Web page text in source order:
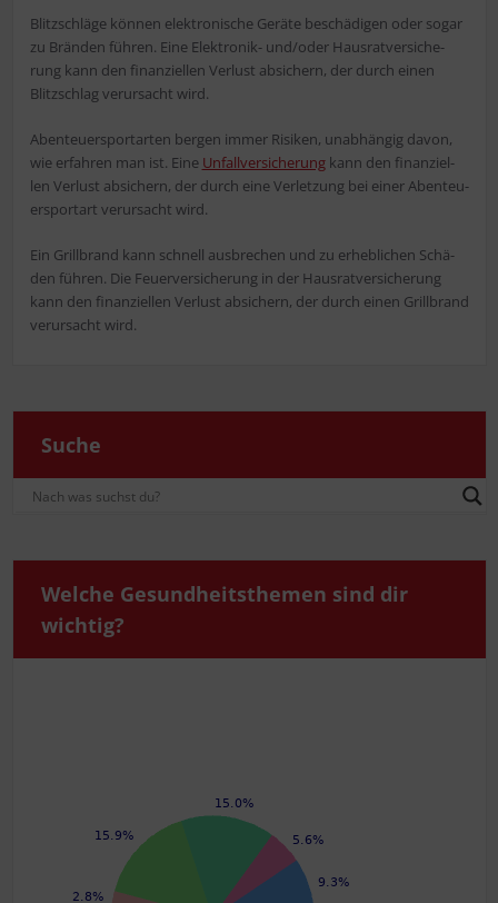
Blitz­schlä­ge kön­nen elek­tro­ni­sche Gerä­te beschä­di­gen oder sogar
zu Brän­den füh­ren. Eine Elek­tro­nik- und/oder Haus­rat­ver­si­che­
rung kann den finan­zi­el­len Ver­lust absi­chern, der durch einen
Blitz­schlag ver­ur­sacht wird.
Aben­teu­er­sport­ar­ten ber­gen immer Risi­ken, unab­hän­gig davon,
wie erfah­ren man ist. Eine Unfall­ver­si­che­rungkann den finan­zi­el­
len Ver­lust absi­chern, der durch eine Ver­let­zung bei einer Aben­teu­
er­sport­art ver­ur­sacht wird.
Ein Grill­brand kann schnell aus­bre­chen und zu erheb­li­chen Schä­
den füh­ren. Die Feu­er­ver­si­che­rung in der Haus­rat­ver­si­che­rung
kann den finan­zi­el­len Ver­lust absi­chern, der durch einen Grill­brand
ver­ur­sacht wird.
Suche
Wel­che Gesund­heits­the­men sind dir
wichtig?